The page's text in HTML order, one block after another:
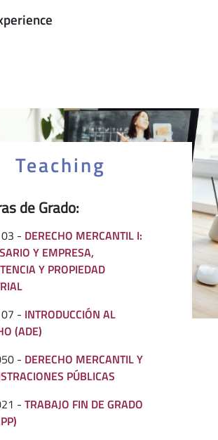
Teaching
de Grado:
- DERECHO MERCANTIL I:
Y EMPRESA,
Y PROPIEDAD
- INTRODUCCIÓN AL
(ADE)
- DERECHO MERCANTIL Y
PÚBLICAS
-TRABAJO FIN DE GRADO